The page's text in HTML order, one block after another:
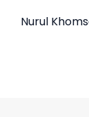
Nurul